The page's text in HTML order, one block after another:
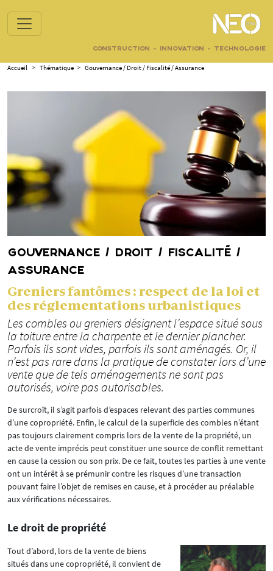
CONSTRUCTION - INNOVATION - TECHNOLOGIE
Accueil > Thématique > Gouvernance / Droit / Fiscalité / Assurance
GOUVERNANCE / DROIT / FISCALITÉ /
ASSURANCE
Greniers fantômes : respect de la loi et
des réglementations urbanistiques
Les combles ou greniers désignent l’espace situé sous
la toiture entre la charpente et le dernier plancher.
Parfois ils sont vides, parfois ils sont aménagés. Or, il
n’est pas rare dans la pratique de constater lors d’une
vente que de tels aménagements ne sont pas
autorisés, voire pas autorisables.
De surcroît, il s’agit parfois d’espaces relevant des parties communes
d’une copropriété. Enfin, le calcul de la superficie des combles n’étant
pas toujours clairement compris lors de la vente de la propriété, un
acte de vente imprécis peut constituer une source de conflit remettant
en cause la cession ou son prix. De ce fait, toutes les parties à une vente
ont un intérêt à se prémunir contre les risques d’une transaction
pouvant faire l’objet de remises en cause, et à procéder au préalable
aux vérifications nécessaires.
Le droit de propriété
Tout d’abord, lors de la vente de biens
situés dans une copropriété, il convient de